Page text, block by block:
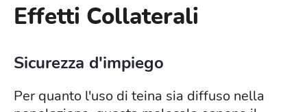
Effetti Collaterali
Sicurezza d'impiego
Per quanto l'uso di teina sia diffuso nella